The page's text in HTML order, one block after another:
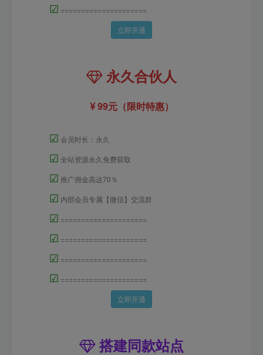
☑ =====================
立即开通
永久合伙人
99元（限时特惠）
☑ 会员时长：永久
☑ 全站资源永久免费获取
☑ 推广佣金高达70％
☑ 内部会员专属【微信】交流群
☑ =====================
☑ =====================
☑ =====================
☑ =====================
立即开通
搭建同款站点